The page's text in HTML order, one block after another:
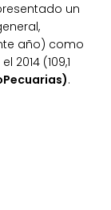
un
año) como
(109,1
.